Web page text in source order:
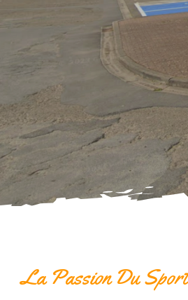
La Passion Du Sport